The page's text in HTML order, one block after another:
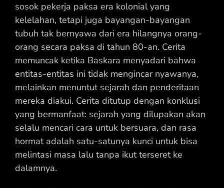
sosok pekerja paksa era kolonial yang
kelelahan, tetapi juga bayangan-bayangan
tubuh tak bernyawa dari era hilangnya orang-
orang secara paksa di tahun 80-an. Cerita
memuncak ketika Baskara menyadari bahwa
entitas-entitas ini tidak mengincar nyawanya,
melainkan menuntut sejarah dan penderitaan
mereka diakui. Cerita ditutup dengan konklusi
yang bermanfaat: sejarah yang dilupakan akan
selalu mencari cara untuk bersuara, dan rasa
hormat adalah satu-satunya kunci untuk bisa
melintasi masa lalu tanpa ikut terseret ke
dalamnya.